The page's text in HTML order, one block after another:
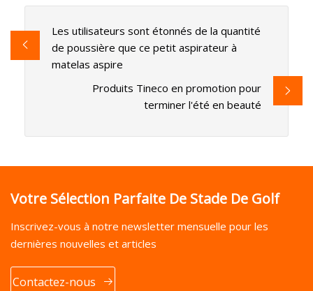
Les utilisateurs sont étonnés de la quantité
de poussière que ce petit aspirateur à
matelas aspire
Produits Tineco en promotion pour
terminer l'été en beauté
Votre Sélection Parfaite De Stade De Golf
Inscrivez-vous à notre newsletter mensuelle pour les
dernières nouvelles et articles
Contactez-nous